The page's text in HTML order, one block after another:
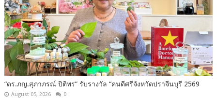
“ดร.ภญ.สุภาภรณ์ ปิติพร” รับรางวัล “คนดีศรีจังหวัดปราจีนบุรี 2569
August 05, 2026 0